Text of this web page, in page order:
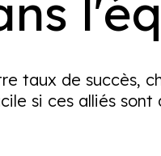
taux de succès,
si ces alliés